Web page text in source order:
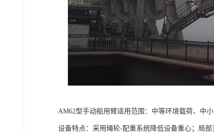
AM62型手动船用臂适用范围：中等环境载荷、中小
设备特点：采用绳轮-配重系统降低设备重心；局